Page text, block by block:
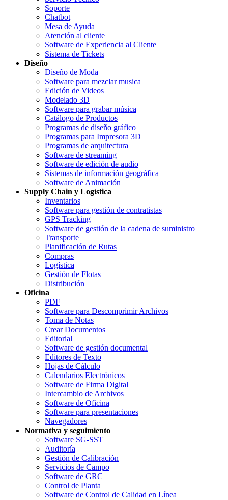
Soporte
Chatbot
Mesa de Ayuda
Atención al cliente
Software de Experiencia al Cliente
Sistema de Tickets
Diseño
Diseño de Moda
Software para mezclar musica
Edición de Videos
Modelado 3D
Software para grabar música
Catálogo de Productos
Programas de diseño gráfico
Programas para Impresora 3D
Programas de arquitectura
Software de streaming
Software de edición de audio
Sistemas de información geográfica
Software de Animación
Supply Chain y Logística
Inventarios
Software para gestión de contratistas
GPS Tracking
Software de gestión de la cadena de suministro
Transporte
Planificación de Rutas
Compras
Logística
Gestión de Flotas
Distribución
Oficina
PDF
Software para Descomprimir Archivos
Toma de Notas
Crear Documentos
Editorial
Software de gestión documental
Editores de Texto
Hojas de Cálculo
Calendarios Electrónicos
Software de Firma Digital
Intercambio de Archivos
Software de Oficina
Software para presentaciones
Navegadores
Normativa y seguimiento
Software SG-SST
Auditoría
Gestión de Calibración
Servicios de Campo
Software de GRC
Control de Planta
Software de Control de Calidad en Línea